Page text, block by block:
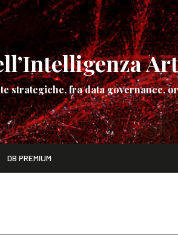
strategiche, fra data governance,
17 settembre
DB PREMIUM
nel sito